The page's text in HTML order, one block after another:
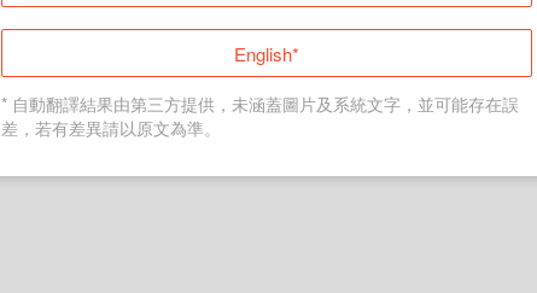
English*
* 自動翻譯結果由第三方提供，未涵蓋圖片及系統文字，並可能存在誤
差，若有差異請以原文為準。